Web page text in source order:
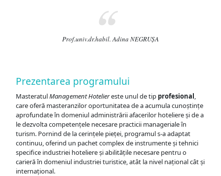
Prof.univ.dr.habil. Adina NEGRUȘA
Prezentarea programului
MasteratulManagement Hoteliereste unul de tip profesional
care oferă masteranzilor oportunitatea de a acumula cunoștințe
aprofundate în domeniul administrării afacerilor hoteliere și de a
le dezvolta competențele necesare practicii manageriale în
turism. Pornind de la cerințele pieței, programul s-a adaptat
continuu, oferind un pachet complex de instrumente și tehnici
specifice industriei hoteliere și abilitățile necesare pentru o
carieră în domeniul industriei turistice, atât la nivel național cât și
internațional.